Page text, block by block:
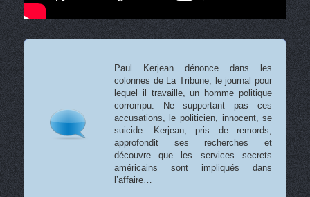
Paul Kerjean dénonce dans les
colonnes de La Tribune, le journal pour
lequel il travaille, un homme politique
corrompu. Ne supportant pas ces
accusations, le politicien, innocent, se
suicide. Kerjean, pris de remords,
approfondit ses recherches et
découvre que les services secrets
américains sont impliqués dans
l’affaire…